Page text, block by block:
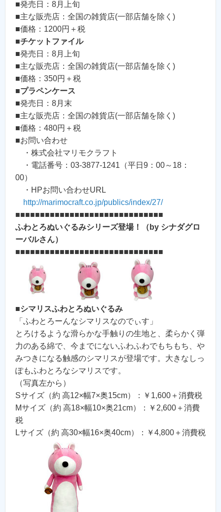
■発売日：8月上旬
■主な販売店：全国の雑貨店(一部店舗を除く)
■価格：1200円＋税
■チケットファイル
■発売日：8月上旬
■主な販売店：全国の雑貨店(一部店舗を除く)
■価格：350円＋税
■プラペンケース
■発売日：8月末
■主な販売店：全国の雑貨店(一部店舗を除く)
■価格：480円＋税
■お問い合わせ
・株式会社マリモクラフト
・電話番号：03-3877-1241（平日9：00～18：
00）
・HPお問い合わせURL
http://marimocraft.co.jp/publics/index/27/
■■■■■■■■■■■■■■■■■■■■■■■■■■■■■■
ふわとろぬいぐるみシリーズ登場！（by シナダグロ
ーバルさん）
■■■■■■■■■■■■■■■■■■■■■■■■■■■■■■
■シマリスふわとろぬいぐるみ
「ふわとろーんなシマリスなのでぃす」
とろけるような滑らかな手触りの生地と、柔らかく弾
力のある綿で、今までにないふわふわでもちもち、や
みつきになる触感のシマリスが登場です。大きなしっ
ぽもふわとろなシマリスです。
（写真左から）
Sサイズ（約 高12×幅7×奥15cm）：￥1,600＋消費税
Mサイズ（約 高18×幅10×奥21cm）：￥2,600＋消費
税
Lサイズ（約 高30×幅16×奥40cm）：￥4,800＋消費税